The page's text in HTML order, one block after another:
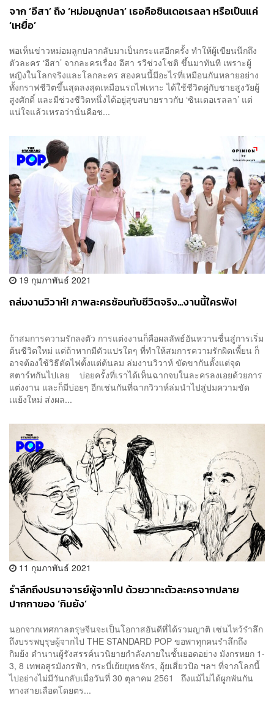
จาก ‘อีสา’ ถึง ‘หม่อมลูกปลา’ เธอคือซินเดอเรลลา หรือเป็นแค่
‘เหยื่อ’
พอเห็นข่าวหม่อมลูกปลากลับมาเป็นกระแสอีกครั้ง ทำให้ผู้เขียนนึกถึง
ตัวละคร ‘อีสา’ จากละครเรื่อง อีสา รวีช่วงโชติ ขึ้นมาทันที เพราะผู้
หญิงในโลกจริงและโลกละคร สองคนนี้มีอะไรที่เหมือนกันหลายอย่าง
ทั้งกราฟชีวิตขึ้นสุดลงสุดเหมือนรถไฟเหาะ ได้ใช้ชีวิตคู่กับชายสูงวัยผู้
สูงศักดิ์ และมีช่วงชีวิตหนึ่งได้อยู่สุขสบายราวกับ ‘ซินเดอเรลลา’ แต่
แน่ใจแล้วเหรอว่านั่นคือช...
19 กุมภาพันธ์ 2021
ถล่มงานวิวาห์! ภาพละครซ้อนทับชีวิตจริง…งานนี้ใครพัง!
ถ้าสมการความรักลงตัว การแต่งงานก็คือผลลัพธ์อันหวานชื่นสู่การเริ่ม
ต้นชีวิตใหม่ แต่ถ้าหากมีตัวแปรใดๆ ที่ทำให้สมการความรักผิดเพี้ยน ก็
อาจต้องใช้วิธีตัดไฟตั้งแต่ต้นลม ล่มงานวิวาห์ ขัดขากันตั้งแต่จุด
สตาร์ทกันไปเลย บ่อยครั้งที่เราได้เห็นฉากจบในละครลงเอยด้วยการ
แต่งงาน และก็มีบ่อยๆ อีกเช่นกันที่ฉากวิวาห์ล่มนำไปสู่ปมความขัด
เแย้งใหม่ ส่งผล...
11 กุมภาพันธ์ 2021
รำลึกถึงปรมาจารย์ผู้จากไป ด้วยวาทะตัวละครจากปลาย
ปากกาของ ‘กิมย้ง’
นอกจากเทศกาลตรุษจีนจะเป็นโอกาสอันดีที่ได้รวมญาติ เซ่นไหว้รำลึก
ถึงบรรพบุรุษผู้จากไป THE STANDARD POP ขอพาทุกคนรำลึกถึง
กิมย้ง ตำนานผู้รังสรรค์นวนิยายกำลังภายในชั้นยอดอย่าง มังกรหยก 1-
3, 8 เทพอสูรมังกรฟ้า, กระบี่เย้ยยุทธจักร, อุ้ยเสี่ยวป้อ ฯลฯ ที่จากโลกนี้
ไปอย่างไม่มีวันกลับเมื่อวันที่ 30 ตุลาคม 2561 ถึงแม้ไม่ได้ผูกพันกัน
ทางสายเลือดโดยตร...